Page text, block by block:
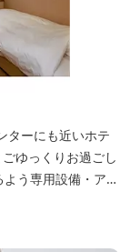
ターにも近いホテ
ゆっくりお過ごし
なパソコン・プリ
サービスをご用
はカ